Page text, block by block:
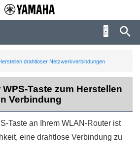
drahtloser Netzwerkverbindungen
Taste zum Herstellen
Verbindung
Taste an Ihrem WLAN-Router ist
eine drahtlose Verbindung zu